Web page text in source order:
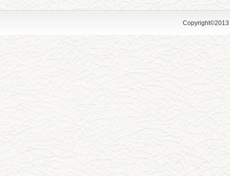
Copyright©2013